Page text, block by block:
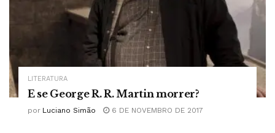
LITERATURA
E se George R. R. Martin morrer?
por Luciano Simão 6 DE NOVEMBRO DE 2017